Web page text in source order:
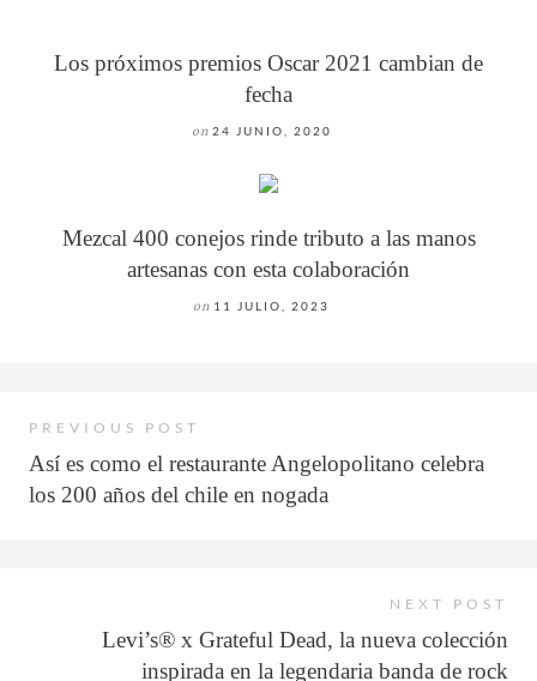
Los próximos premios Oscar 2021 cambian de
fecha
on 24 JUNIO, 2020
Mezcal 400 conejos rinde tributo a las manos
artesanas con esta colaboración
on 11 JULIO, 2023
PREVIOUS POST
Así es como el restaurante Angelopolitano celebra
los 200 años del chile en nogada
NEXT POST
Levi’s® x Grateful Dead, la nueva colección
inspirada en la legendaria banda de rock